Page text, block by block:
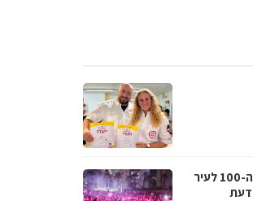
לקראת פתיחת חגיגות שנת ה-100 לעיר